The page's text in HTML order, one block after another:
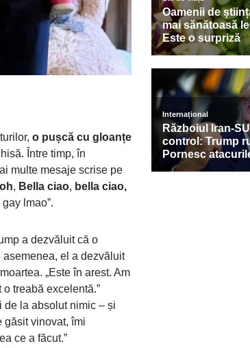
o pușcă cu gloanțe
Între timp, în
multe mesaje scrise pe
oh, Bella ciao, bella ciao,
lmao”.
a dezvăluit că o
el a dezvăluit
„Este în arest. Am
treabă excelentă.”
de la absolut nimic – și
găsit vinovat, îmi
ce a făcut.”